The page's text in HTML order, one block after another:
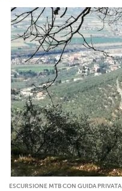
ESCURSIONE MTB CON GUIDA PRIVATA